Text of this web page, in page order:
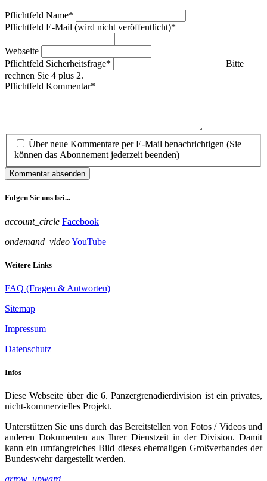
Pflichtfeld Name*
Pflichtfeld E-Mail (wird nicht veröffentlicht)*
Webseite
Pflichtfeld Sicherheitsfrage*
Bitte
rechnen Sie 4 plus 2.
Pflichtfeld Kommentar*
Über neue Kommentare per E-Mail benachrichtigen (Sie
können das Abonnement jederzeit beenden)
Kommentar absenden
Folgen Sie uns bei...
account_circle Facebook
ondemand_videoYouTube
Weitere Links
FAQ (Fragen & Antworten)
Sitemap
Impressum
Datenschutz
Infos
Diese Webseite über die 6. Panzergrenadierdivision ist ein privates,
nicht-kommerzielles Projekt.
Unterstützen Sie uns durch das Bereitstellen von Fotos / Videos und
anderen Dokumenten aus Ihrer Dienstzeit in der Division. Damit
kann ein umfangreiches Bild dieses ehemaligen Großverbandes der
Bundeswehr dargestellt werden.